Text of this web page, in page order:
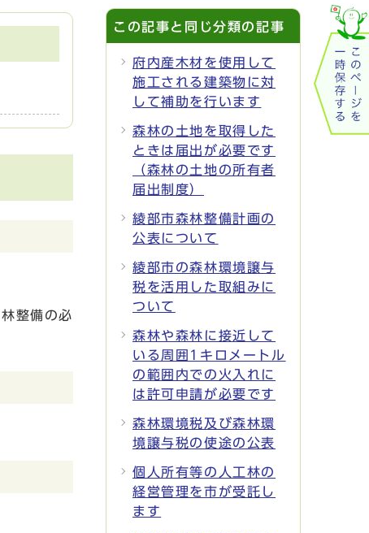
整備の必
この記事と同じ分類の記事
府内産木材を使用して
施工される建築物に対
して補助を行います
森林の土地を取得した
ときは届出が必要です
（森林の土地の所有者
届出制度）
綾部市森林整備計画の
公表について
綾部市の森林環境譲与
税を活用した取組みに
ついて
森林や森林に接近して
いる周囲1キロメートル
の範囲内での火入れに
は許可申請が必要です
森林環境税及び森林環
境譲与税の使途の公表
個人所有等の人工林の
経営管理を市が受託し
ます